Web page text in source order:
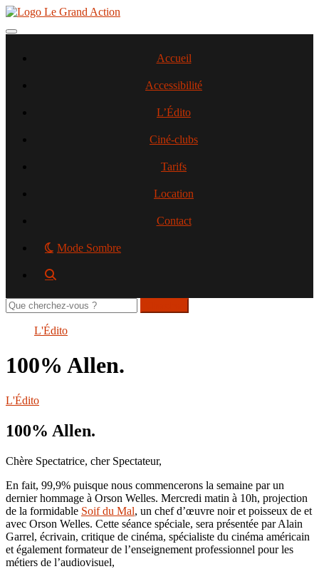
Aller
contenu
Toggle navigation
Accueil
Accessibilité
L’Édito
Ciné-clubs
Tarifs
Location
Contact
Mode Sombre
Rechercher
sur
L'Édito
100% Allen.
L'Édito
100% Allen.
Chère Spectatrice, cher Spectateur,
En fait, 99,9% puisque nous commencerons la semaine par un
dernier hommage à Orson Welles. Mercredi matin à 10h, projection
de la formidable Soif du Mal, un chef d’œuvre noir et poisseux de et
avec Orson Welles. Cette séance spéciale, sera présentée par Alain
Garrel, écrivain, critique de cinéma, spécialiste du cinéma américain
et également formateur de l’enseignement professionnel pour les
métiers de l’audiovisuel,